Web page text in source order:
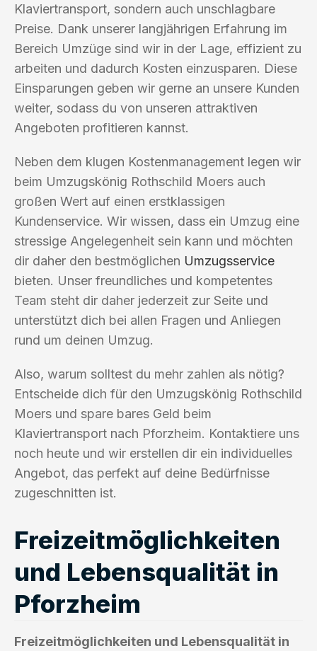
Klaviertransport, sondern auch unschlagbare
Preise. Dank unserer langjährigen Erfahrung im
Bereich Umzüge sind wir in der Lage, effizient zu
arbeiten und dadurch Kosten einzusparen. Diese
Einsparungen geben wir gerne an unsere Kunden
weiter, sodass du von unseren attraktiven
Angeboten profitieren kannst.
Neben dem klugen Kostenmanagement legen wir
beim Umzugskönig Rothschild Moers auch
großen Wert auf einen erstklassigen
Kundenservice. Wir wissen, dass ein Umzug eine
stressige Angelegenheit sein kann und möchten
dir daher den bestmöglichen Umzugsservice
bieten. Unser freundliches und kompetentes
Team steht dir daher jederzeit zur Seite und
unterstützt dich bei allen Fragen und Anliegen
rund um deinen Umzug.
Also, warum solltest du mehr zahlen als nötig?
Entscheide dich für den Umzugskönig Rothschild
Moers und spare bares Geld beim
Klaviertransport nach Pforzheim. Kontaktiere uns
noch heute und wir erstellen dir ein individuelles
Angebot, das perfekt auf deine Bedürfnisse
zugeschnitten ist.
Freizeitmöglichkeiten
und Lebensqualität in
Pforzheim
Freizeitmöglichkeiten und Lebensqualität in